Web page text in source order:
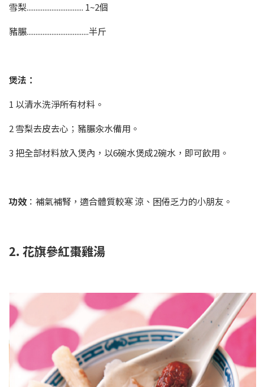
雪梨................................ 1~2個
豬𦟌...................................半斤
煲法：
1 以清水洗淨所有材料。
2 雪梨去皮去心；豬𦟌汆水備用。
3 把全部材料放入煲內，以6碗水煲成2碗水，即可飲用。
功效 ：補氣補腎，適合體質較寒 涼、困倦乏力的小朋友。
2. 花旗參紅棗雞湯